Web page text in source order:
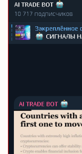
администрацией